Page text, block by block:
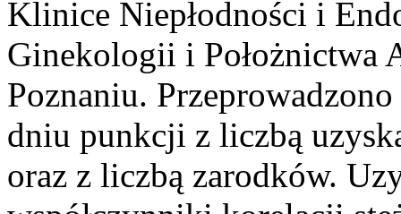
Klinice Niepłodności i
Ginekologii i Położnictwa
Poznaniu.
dniu punkcji z liczbą
oraz z liczbą zarodków.